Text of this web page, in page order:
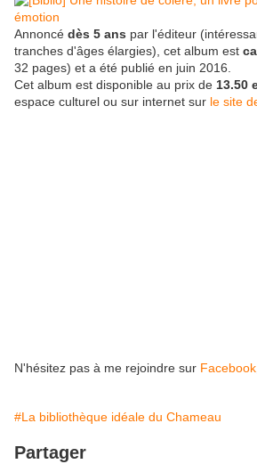
Annoncé dès 5 ans par l'éditeur
tranches d'âges élargies), cet album est
32 pages) et a été publié en juin 2016.
Cet album est disponible au prix de 13.50
espace culturel ou sur internet sur le site
N'hésitez pas à me rejoindre sur Facebook
#La bibliothèque idéale du Chameau
Partager